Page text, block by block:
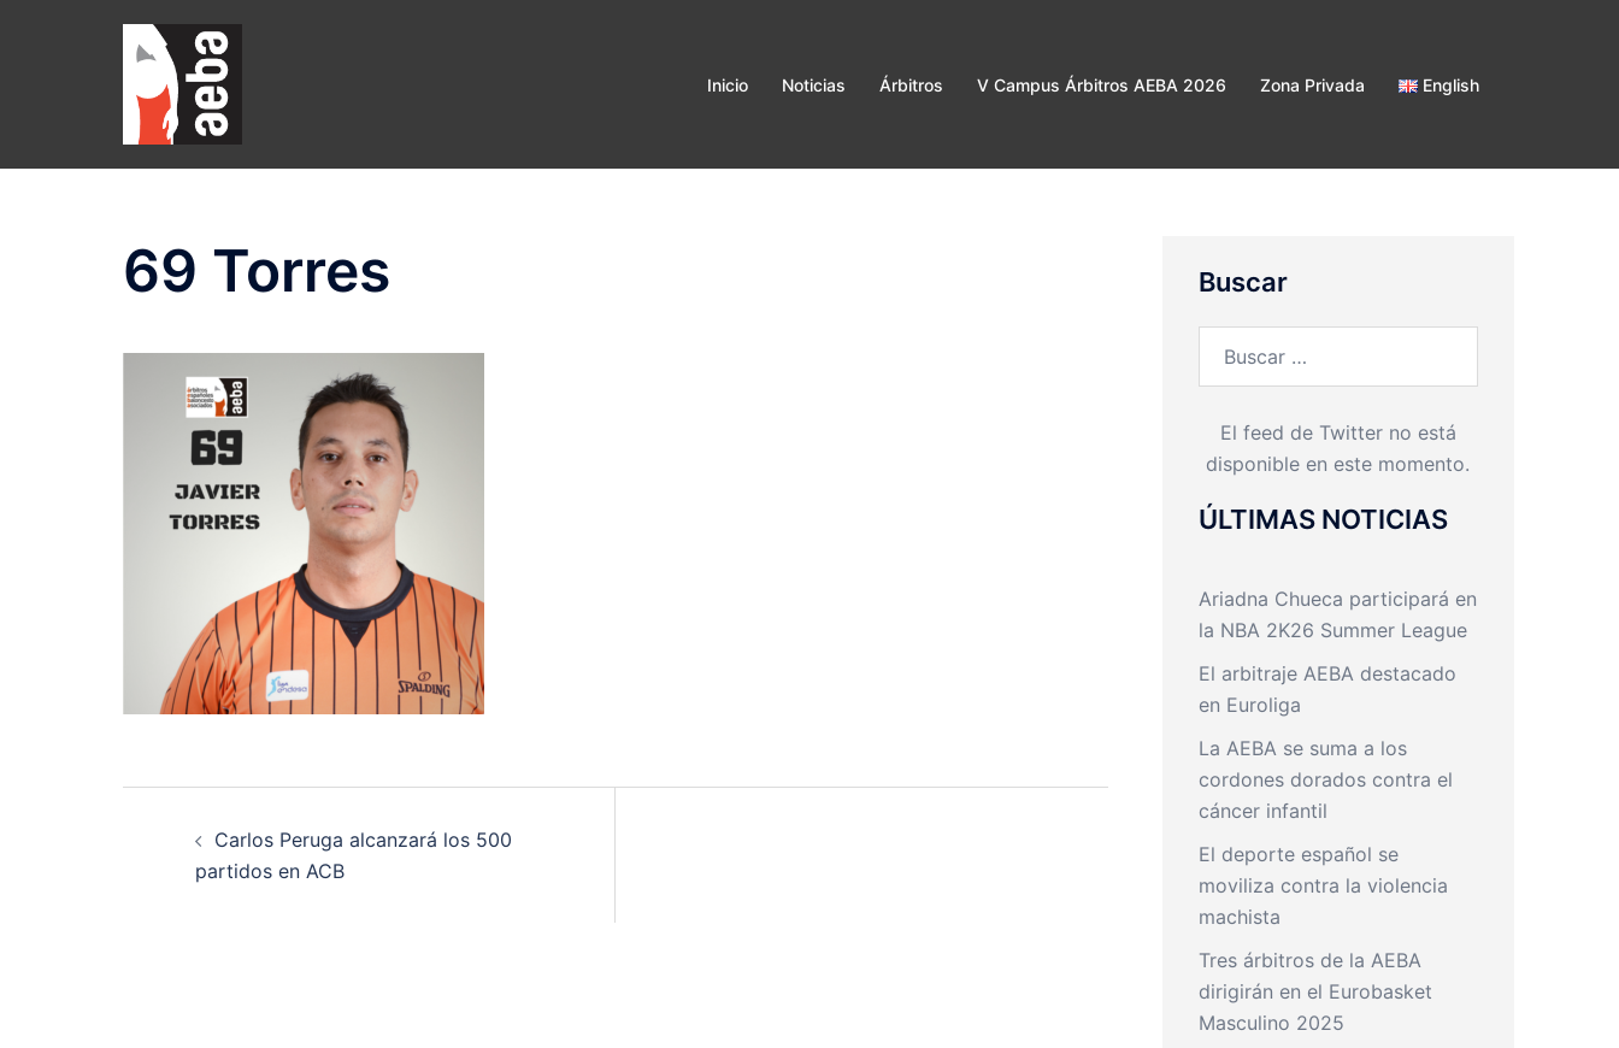
Inicio Noticias Árbitros V Campus Árbitros AEBA 2026 Zona Privada English
69 Torres
Carlos Peruga alcanzará los 500
partidos en ACB
Buscar
El feed de Twitter no está
disponible en este momento.
ÚLTIMAS NOTICIAS
Ariadna Chueca participará en
la NBA 2K26 Summer League
El arbitraje AEBA destacado
en Euroliga
La AEBA se suma a los
cordones dorados contra el
cáncer infantil
El deporte español se
moviliza contra la violencia
machista
Tres árbitros de la AEBA
dirigirán en el Eurobasket
Masculino 2025